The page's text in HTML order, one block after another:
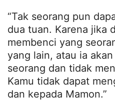
“Tak seorang pun
dua tuan. Karena jika
membenci yang
yang lain, atau ia
seorang dan tidak
Kamu tidak dapat
dan kepada Mamon.”